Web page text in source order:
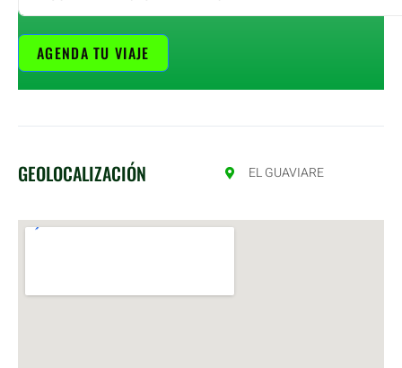
AGENDA TU VIAJE
GEOLOCALIZACIÓN EL GUAVIARE